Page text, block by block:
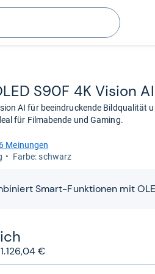
Suchen
S90F 4K Vision
AI für beeindruckende Bildqualität
für Filmabende und Gaming.
Meinungen
Farbe: schwarz
Smart-Funktionen mit
€